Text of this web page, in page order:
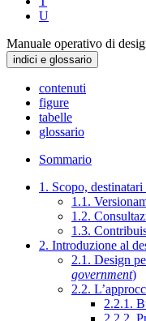
U
Manuale operativo di
indici e glossario
contenuti
figure
tabelle
glossario
Sommario
1. Scopo,
1.1.
1.2.
1.3.
2. Introduzione al
2.1. Design
government)
2.2.
2.2.1.
2.2.2.